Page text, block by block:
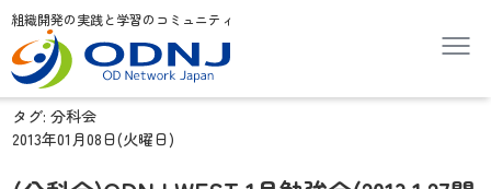
組織開発の実践と学習のコミュニティ
タグ:分科会
2013年01月08日(火曜日)